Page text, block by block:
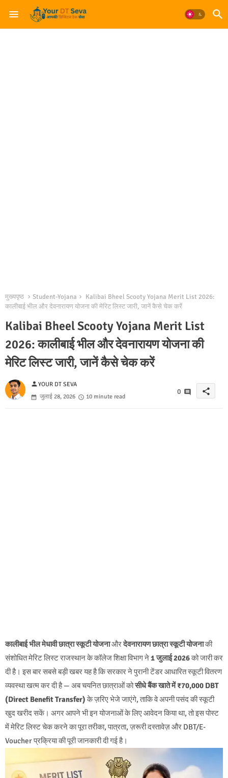
मुख्यपृष्ठ Student-Yojana
Kalibai Bheel Scooty Yojana Merit List 2026:
कालीबाई भील और देवनारायण योजना की मेरिट लिस्ट जारी, जानें कैसे चेक करें
Kalibai Bheel Scooty Yojana Merit List
2026: कालीबाई भील और देवनारायण योजना की
मेरिट लिस्ट जारी, जानें कैसे चेक करें
personYOUR DT SEVA
जुलाई 28, 2026
10 minute read
0 share
कालीबाई भील मेधावी छात्रा स्कूटी योजनाऔरदेवनारायण छात्रा स्कूटी योजनाकी
संशोधित मेरिट लिस्ट राजस्थान के कॉलेज शिक्षा विभाग ने1 जुलाई 2026को जारी कर
दी है। इस बार सबसे बड़ी खबर यह है कि सरकार ने पुरानी टेंडर आधारित स्कूटी वितरण
व्यवस्था खत्म कर दी है — अब चयनित छात्राओं कोसीधे बैंक खाते में ₹70,000 DBT
(Direct Benefit Transfer)के ज़रिए भेजे जाएंगे, ताकि वे अपनी पसंद की स्कूटी
खुद खरीद सकें। अगर आपने भी इन योजनाओं के लिए आवेदन किया था, तो इस पोस्ट
में मेरिट लिस्ट चेक करने का पूरा तरीका, पात्रता, ज़रूरी दस्तावेज़ और DBT/E-
Voucher प्रक्रिया की पूरी जानकारी दी गई है।